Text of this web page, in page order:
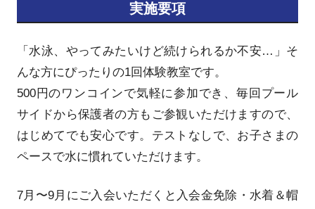
実施要項
「水泳、やってみたいけど続けられるか不安…」そ
んな方にぴったりの1回体験教室です。
500円のワンコインで気軽に参加でき、毎回プール
サイドから保護者の方もご参観いただけますので、
はじめてでも安心です。テストなしで、お子さまの
ペースで水に慣れていただけます。
7月〜9月にご入会いただくと入会金免除・水着＆帽